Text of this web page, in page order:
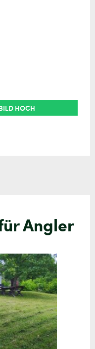
HOCH
Angler